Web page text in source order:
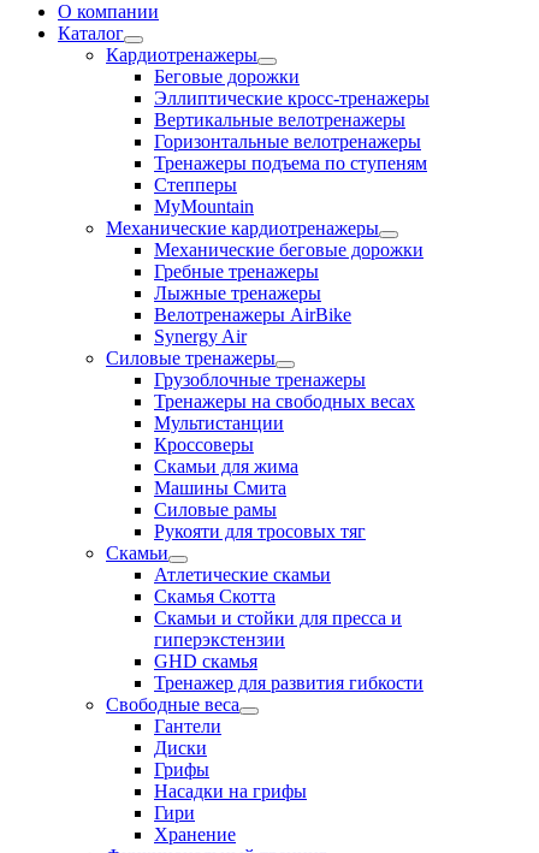
О компании
Каталог
Кардиотренажеры
Беговые дорожки
Эллиптические кросс-тренажеры
Вертикальные велотренажеры
Горизонтальные велотренажеры
Тренажеры подъема по ступеням
Степперы
MyMountain
Механические кардиотренажеры
Механические беговые дорожки
Гребные тренажеры
Лыжные тренажеры
Велотренажеры AirBike
Synergy Air
Силовые тренажеры
Грузоблочные тренажеры
Тренажеры на свободных весах
Мультистанции
Кроссоверы
Скамьи для жима
Машины Смита
Силовые рамы
Рукояти для тросовых тяг
Скамьи
Атлетические скамьи
Скамья Скотта
Скамьи и стойки для пресса и
гиперэкстензии
GHD скамья
Тренажер для развития гибкости
Свободные веса
Гантели
Диски
Грифы
Насадки на грифы
Гири
Хранение